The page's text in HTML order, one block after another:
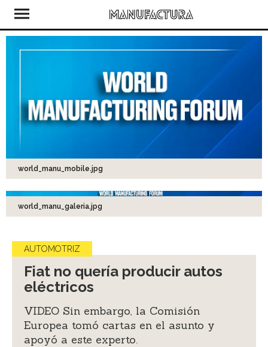
world_manu_mobile.jpg
world_manu_galeria.jpg
AUTOMOTRIZ
Fiat no quería producir autos
eléctricos
VIDEO Sin embargo, la Comisión
Europea tomó cartas en el asunto y
apoyó a este experto.